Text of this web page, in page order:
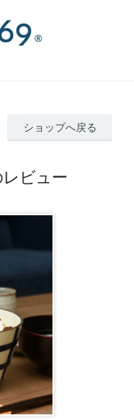
ショップへ戻る
ビュー